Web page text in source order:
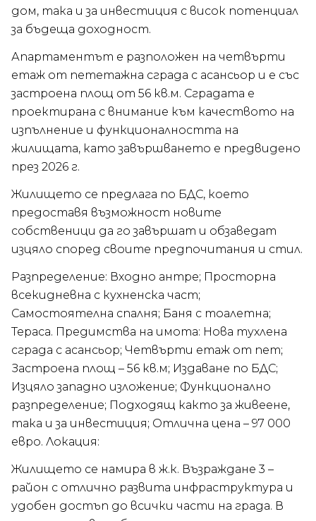
дом, така и за инвестиция с висок потенциал
за бъдеща доходност.
Апартаментът е разположен на четвърти
етаж от пететажна сграда с асансьор и е със
застроена площ от 56 кв.м. Сградата е
проектирана с внимание към качеството на
изпълнение и функционалността на
жилищата, като завършването е предвидено
през 2026 г.
Жилището се предлага по БДС, което
предоставя възможност новите
собственици да го завършат и обзаведат
изцяло според своите предпочитания и стил.
Разпределение: Входно антре; Просторна
всекидневна с кухненска част;
Самостоятелна спалня; Баня с тоалетна;
Тераса. Предимства на имота: Нова тухлена
сграда с асансьор; Четвърти етаж от пет;
Застроена площ – 56 кв.м; Издаване по БДС;
Изцяло западно изложение; Функционално
разпределение; Подходящ както за живеене,
така и за инвестиция; Отлична цена – 97 000
евро. Локация:
Жилището се намира в ж.к. Възраждане 3 –
район с отлично развита инфраструктура и
удобен достъп до всички части на града. В